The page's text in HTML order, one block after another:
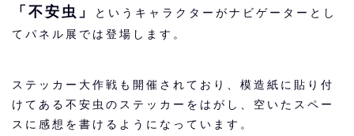
「不安虫」
というキャラクターがナビゲーターとし
てパネル展では登場します。
ステッカー大作戦も開催されており、模造紙に貼り付
けてある不安虫のステッカーをはがし、空いたスペー
スに感想を書けるようになっています。